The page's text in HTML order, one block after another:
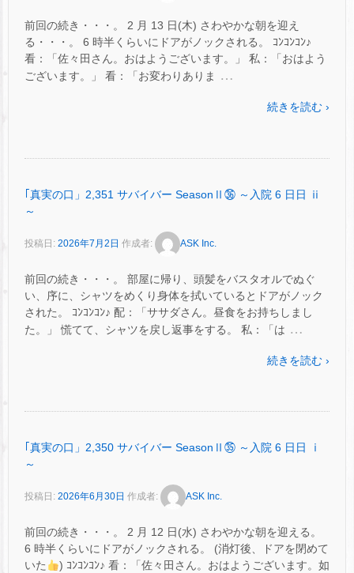
前回の続き・・・。 2 月 13 日(木) さわやかな朝を迎え
る・・・。 6 時半くらいにドアがノックされる。 ｺﾝｺﾝｺﾝ♪
看：「佐々田さん。おはようございます。」 私：「おはよう
ございます。」 看：「お変わりありま
…
続きを読む ›
｢真実の口」2,351 サバイバー SeasonⅡ㊱ ～入院 6 日日 ⅱ
～
投稿日: 2026年7月2日 作成者: ASK Inc.
前回の続き・・・。 部屋に帰り、頭髪をバスタオルでぬぐ
い、序に、シャツをめくり身体を拭いているとドアがノック
された。 ｺﾝｺﾝｺﾝ♪ 配：「ササダさん。昼食をお持ちしまし
た。」 慌てて、シャツを戻し返事をする。 私：「は …
続きを読む ›
｢真実の口」2,350 サバイバー SeasonⅡ㉟ ～入院 6 日日 ⅰ
～
投稿日: 2026年6月30日 作成者: ASK Inc.
前回の続き・・・。 2 月 12 日(水) さわやかな朝を迎える。
6 時半くらいにドアがノックされる。 (消灯後、ドアを閉めて
いた
) ｺﾝｺﾝｺﾝ♪ 看：「佐々田さん。おはようございます。如